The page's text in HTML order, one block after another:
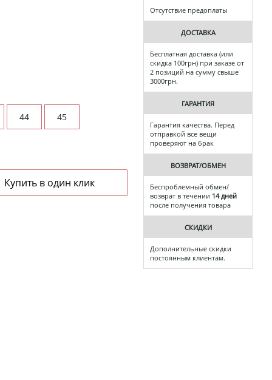
44 45
Отсутствие предоплаты
ДОСТАВКА
Бесплатная доставка (или
скидка 100грн) при заказе от
2 позиций на сумму свыше
3000грн.
ГАРАНТИЯ
Гарантия качества. Перед
отправкой все вещи
проверяют на брак
ВОЗВРАТ/ОБМЕН
Беспроблемный обмен/
возврат в течении 14 дней
после получения товара
СКИДКИ
Дополнительные скидки
постоянным клиентам.